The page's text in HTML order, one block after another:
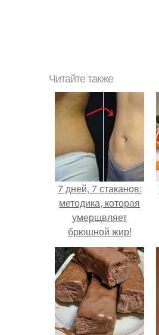
Читайте также
7 дней, 7 стаканов:
методика, которая
умерщвляет
брюшной жир!